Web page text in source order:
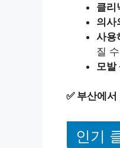
클리
의사
사용
질
모발
✅ 부산에서
인기